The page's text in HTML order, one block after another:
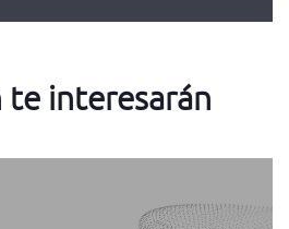
te interesarán